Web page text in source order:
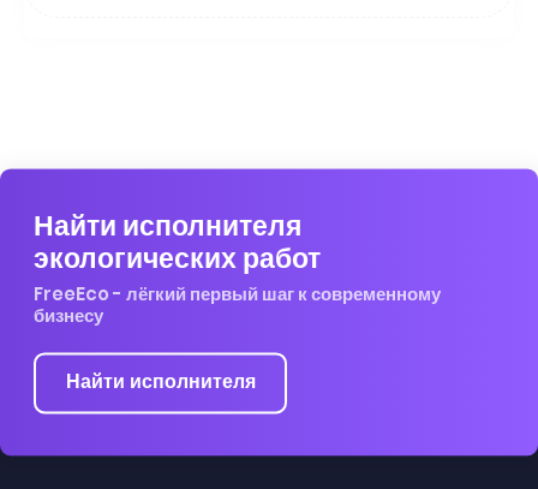
Найти исполнителя
экологических работ
FreeEco - лёгкий первый шаг к современному
бизнесу
Найти исполнителя